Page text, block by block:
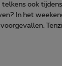
telkens ook
In het